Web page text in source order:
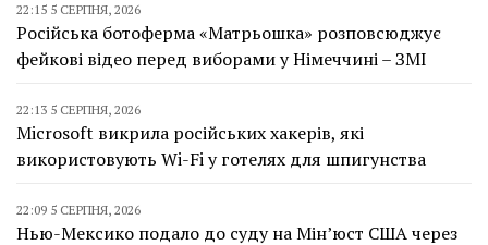
22:15 5 СЕРПНЯ, 2026
Російська ботоферма «Матрьошка» розповсюджує
фейкові відео перед виборами у Німеччині – ЗМІ
22:13 5 СЕРПНЯ, 2026
Microsoft викрила російських хакерів, які
використовують Wi-Fi у готелях для шпигунства
22:09 5 СЕРПНЯ, 2026
Нью-Мексико подало до суду на Мін’юст США через